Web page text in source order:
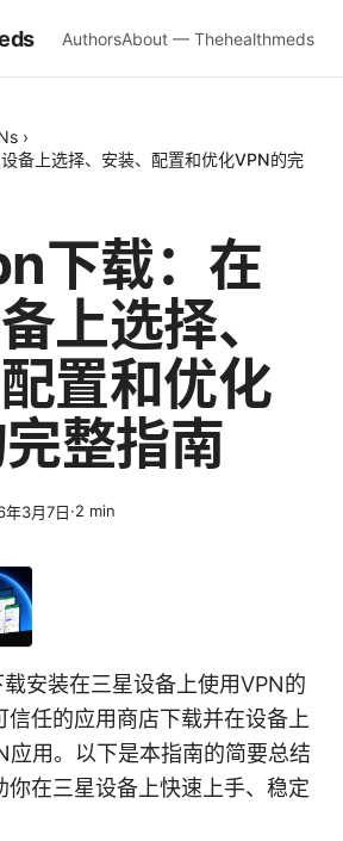
AuthorsAbout — Thehealthmeds
›
备上选择、安装、配置和优化VPN的完
下载：在
上选择、
置和优化
整指南
年3月7日·2 min
安装在三星设备上使用VPN的
信任的应用商店下载并在设备上
应用。以下是本指南的简要总结
你在三星设备上快速上手、稳定